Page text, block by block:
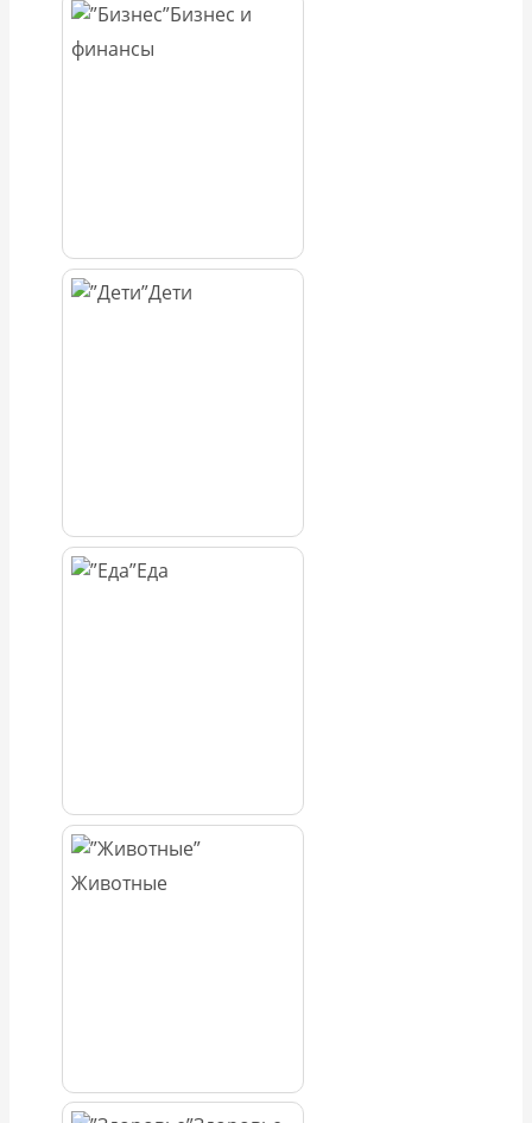
Бизнес и
финансы
Дети
Еда
Животные